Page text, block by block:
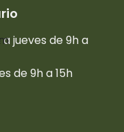
a jueves de 9h a
de 9h a 15h